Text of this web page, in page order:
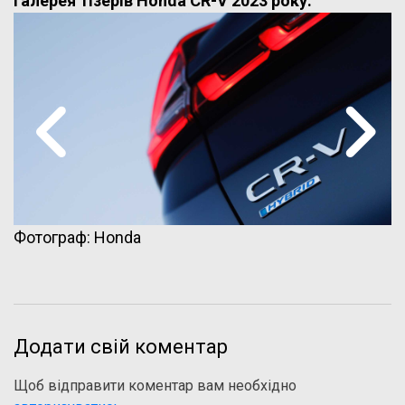
Фотограф: Honda
Додати свій коментар
Щоб відправити коментар вам необхідно